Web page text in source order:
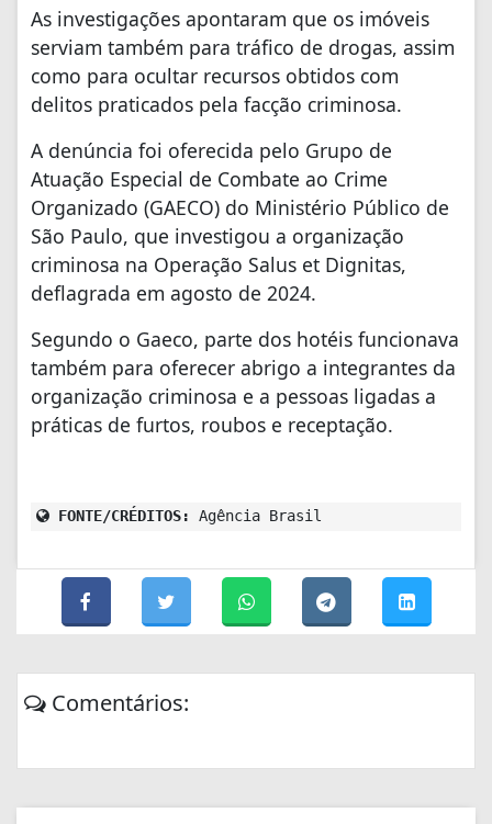
As investigações apontaram que os imóveis
serviam também para tráfico de drogas, assim
como para ocultar recursos obtidos com
delitos praticados pela facção criminosa.
A denúncia foi oferecida pelo Grupo de
Atuação Especial de Combate ao Crime
Organizado (GAECO) do Ministério Público de
São Paulo, que investigou a organização
criminosa na Operação Salus et Dignitas,
deflagrada em agosto de 2024.
Segundo o Gaeco, parte dos hotéis funcionava
também para oferecer abrigo a integrantes da
organização criminosa e a pessoas ligadas a
práticas de furtos, roubos e receptação.
FONTE/CRÉDITOS: Agência Brasil
Comentários: